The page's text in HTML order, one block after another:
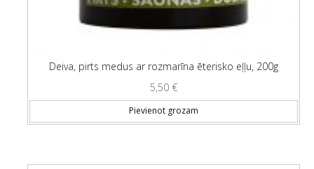
Deiva, pirts medus ar rozmarīna ēterisko eļļu, 200g
5,50 €
Pievienot grozam